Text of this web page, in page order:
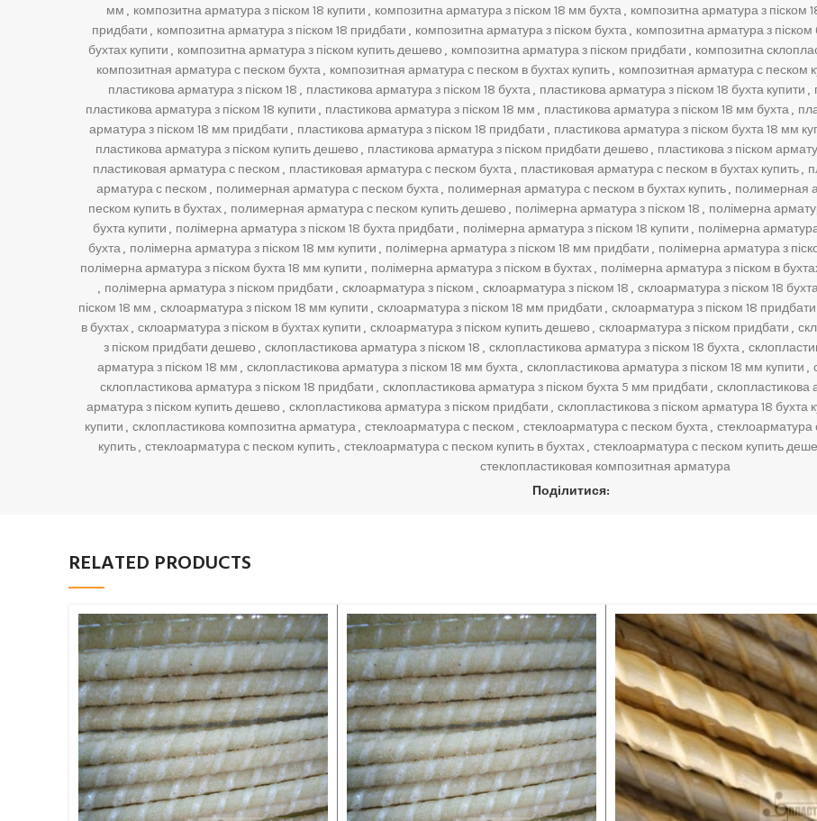
мм , композитна арматура з піском 18 купити , композитна арматура з піском 18 мм бухта, композитна арматура з піском
придбати , композитна арматура з піском 18 придбати , композитна арматура з піском бухта, композитна арматура з піском
бухтах купити , композитна арматура з піском купить дешево , композитна арматура з піском придбати , композитна
композитная арматура с песком бухта, композитная арматура с песком в бухтах купить, композитная арматура с песком
пластикова арматура з піском 18 , пластикова арматура з піском 18 бухта , пластикова арматура з піском 18 бухта купити ,
пластикова арматура з піском 18 купити , пластикова арматура з піском 18 мм , пластикова арматура з піском 18 мм бухта,
арматура з піском 18 мм придбати , пластикова арматура з піском 18 придбати , пластикова арматура з піском бухта 18 мм
пластикова арматура з піском купить дешево , пластикова арматура з піском придбати дешево , пластикова з піском
пластиковая арматура с песком , пластиковая арматура с песком бухта , пластиковая арматура с песком в бухтах купить ,
арматура с песком , полимерная арматура с песком бухта, полимерная арматура с песком в бухтах купить, полимерная
песком купить в бухтах, полимерная арматура с песком купить дешево , полімерна арматура з піском 18 , полімерна
бухта купити , полімерна арматура з піском 18 бухта придбати , полімерна арматура з піском 18 купити , полімерна
бухта, полімерна арматура з піском 18 мм купити , полімерна арматура з піском 18 мм придбати , полімерна арматура з
полімерна арматура з піском бухта 18 мм купити , полімерна арматура з піском в бухтах, полімерна арматура з піском в
, полімерна арматура з піском придбати , склоарматура з піском , склоарматура з піском 18 , склоарматура з піском 18
піском 18 мм , склоарматура з піском 18 мм купити , склоарматура з піском 18 мм придбати , склоарматура з піском 18 придбати
в бухтах , склоарматура з піском в бухтах купити , склоарматура з піском купить дешево , склоарматура з піском придбати ,
з піском придбати дешево , склопластикова арматура з піском 18 , склопластикова арматура з піском 18 бухта,
арматура з піском 18 мм , склопластикова арматура з піском 18 мм бухта , склопластикова арматура з піском 18 мм купити ,
склопластикова арматура з піском 18 придбати , склопластикова арматура з піском бухта 5 мм придбати , склопластикова
арматура з піском купить дешево , склопластикова арматура з піском придбати , склопластикова з піском арматура 18 бухта
купити , склопластикова композитна арматура, стеклоарматура с песком , стеклоарматура с песком бухта, стеклоарматура
купить , стеклоарматура с песком купить , стеклоарматура с песком купить в бухтах , стеклоарматура с песком купить
стеклопластиковая композитная арматура
Поділитися:
RELATED PRODUCTS